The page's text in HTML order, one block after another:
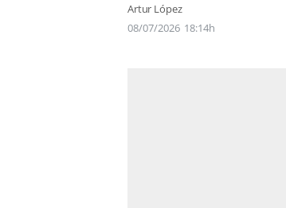
Artur López
08/07/2026 18:14h